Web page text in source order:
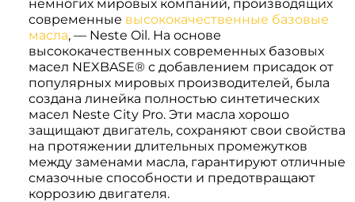
современные высококачественные базовые
масла, — Neste Oil. На основе
высококачественных современных базовых
масел NEXBASE® с добавлением присадок от
популярных мировых производителей, была
создана линейка полностью синтетических
масел Neste City Pro. Эти масла хорошо
защищают двигатель, сохраняют свои свойства
на протяжении длительных промежутков
между заменами масла, гарантируют отличные
смазочные способности и предотвращают
коррозию двигателя.
Системы 3D нивелирования
Мини-погрузчики
Грейферные захваты
Посевная техника